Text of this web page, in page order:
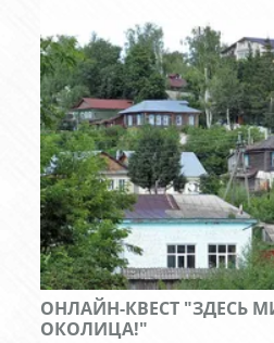
ОНЛАЙН-КВЕСТ "ЗДЕСЬ
ОКОЛИЦА!"